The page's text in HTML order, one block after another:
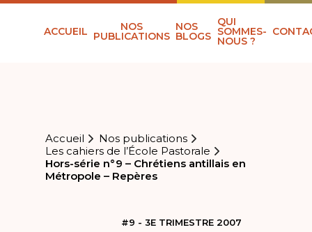
ACCUEIL NOS
PUBLICATIONS
NOS
BLOGS
QUI
SOMMES-
NOUS ?
Accueil
Nos publications
Les cahiers de l’École Pastorale
Hors-série n°9 – Chrétiens antillais en
Métropole – Repères
#9 - 3E TRIMESTRE 2007